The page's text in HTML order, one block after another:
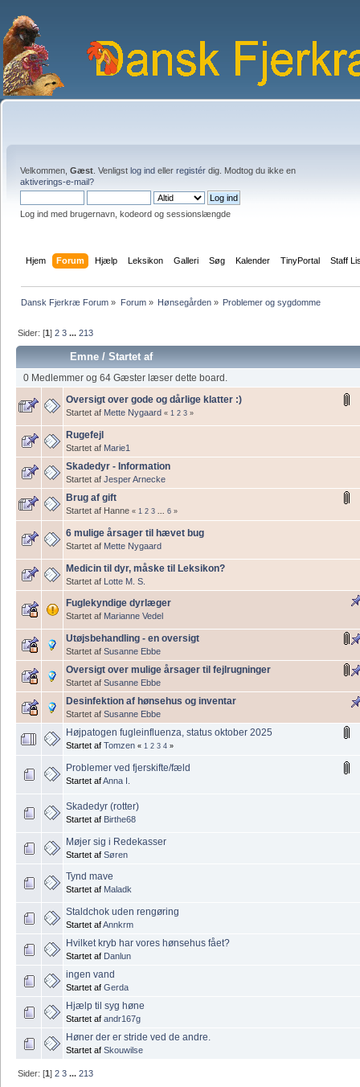
Velkommen, Gæst . Venligst log ind eller registér dig. Modtog du ikke en
aktiverings-e-mail?
Log ind med brugernavn, kodeord og sessionslængde
Hjem Forum Hjælp Leksikon Galleri Søg Kalender TinyPortal Staff
Dansk Fjerkræ Forum » Forum» Hønsegården» Problemer og sygdomme
Sider: [1]2 3 ...213
Emne /Startet af
0 Medlemmer og 64 Gæster læser dette board.
Oversigt over gode og dårlige klatter :)
Startet af Mette Nygaard « 1 2 3 »
Rugefejl
Startet af Marie1
Skadedyr - Information
Startet af Jesper Arnecke
Brug af gift
Startet af Hanne « 1 2 3 6 »
6 mulige årsager til hævet bug
Startet af Mette Nygaard
Medicin til dyr, måske til Leksikon?
Startet af Lotte M. S.
Fuglekyndige dyrlæger
Startet af Marianne Vedel
Utøjsbehandling - en oversigt
Startet af Susanne Ebbe
Oversigt over mulige årsager til fejlrugninger
Startet af Susanne Ebbe
Desinfektion af hønsehus og inventar
Startet af Susanne Ebbe
Højpatogen fugleinfluenza, status oktober 2025
Startet af Tomzen « 1 2 3 4 »
Problemer ved fjerskifte/fæld
Startet afAnna I.
Skadedyr (rotter)
Startet af Birthe68
Møjer sig i Redekasser
Startet af Søren
Tynd mave
Startet af Maladk
Staldchok uden rengøring
Startet afAnnkrm
Hvilket kryb har vores hønsehus fået?
Startet af Danlun
ingen vand
Startet af Gerda
Hjælp til syg høne
Startet af andr167g
Høner der er stride ved de andre.
Startet af Skouwilse
Sider: [1]2 3 ...213